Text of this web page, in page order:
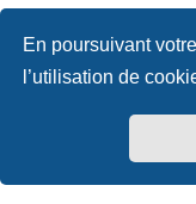
En poursuivant
l’utilisation de